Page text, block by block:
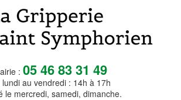
: 05 46 83 31 49
lundi au vendredi : 14h à 17h
le mercredi, samedi, dimanche.